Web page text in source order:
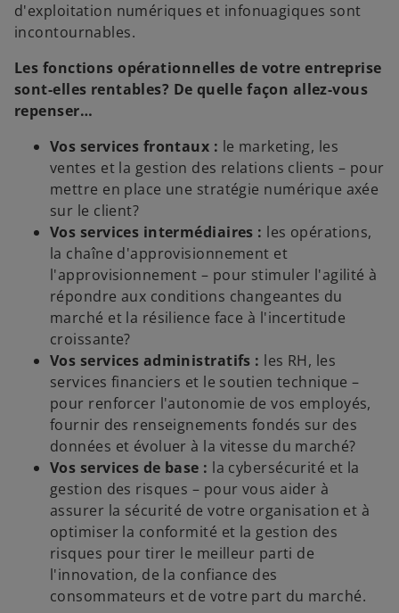
d'exploitation numériques et infonuagiques sont
incontournables.
Les fonctions opérationnelles de votre entreprise
sont-elles rentables? De quelle façon allez-vous
repenser…
Vos services frontaux : le marketing, les
ventes et la gestion des relations clients – pour
mettre en place une stratégie numérique axée
sur le client?
Vos services intermédiaires : les opérations,
la chaîne d'approvisionnement et
l'approvisionnement – pour stimuler l'agilité à
répondre aux conditions changeantes du
marché et la résilience face à l'incertitude
croissante?
Vos services administratifs : les RH, les
services financiers et le soutien technique –
pour renforcer l'autonomie de vos employés,
fournir des renseignements fondés sur des
données et évoluer à la vitesse du marché?
Vos services de base : la cybersécurité et la
gestion des risques – pour vous aider à
assurer la sécurité de votre organisation et à
optimiser la conformité et la gestion des
risques pour tirer le meilleur parti de
l'innovation, de la confiance des
consommateurs et de votre part du marché.